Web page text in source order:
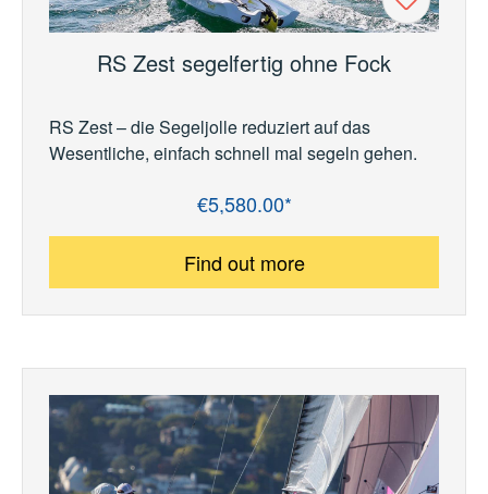
RS Zest segelfertig ohne Fock
RS Zest – die Segeljolle reduziert auf das
Wesentliche, einfach schnell mal segeln gehen.
€5,580.00*
Find out more